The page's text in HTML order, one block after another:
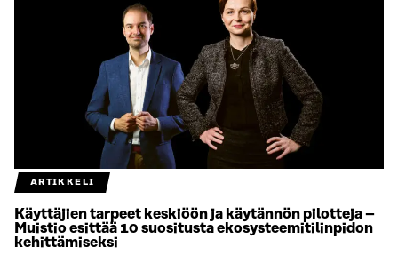
ARTIKKELI
Käyttäjien tarpeet keskiöön ja käytännön pilotteja –
Muistio esittää 10 suositusta ekosysteemitilinpidon
kehittämiseksi